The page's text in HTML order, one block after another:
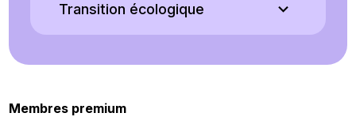
Transition écologique
Membres premium